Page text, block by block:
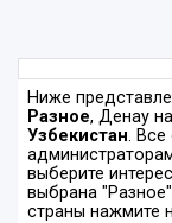
Ниже
Разное, Денау
Узбекистан. Все
выберите
выбрана
страны нажмите